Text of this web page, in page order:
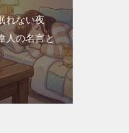
れない夜
人の名言と